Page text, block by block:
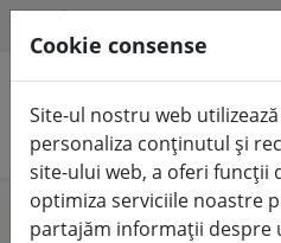
Căutare produse
Cookie consense
Site-ul nostru web
personaliza conținutul și
site-ului web, a oferi funcții
optimiza serviciile noastre
partajăm informații despre